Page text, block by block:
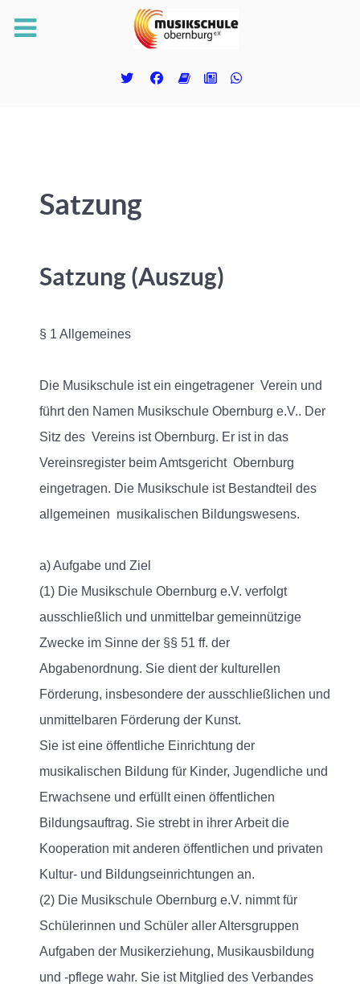
Satzung
Satzung (Auszug)
§ 1 Allgemeines
Die Musikschule ist ein eingetragener Verein und
führt den Namen Musikschule Obernburg e.V.. Der
Sitz des Vereins ist Obernburg. Er ist in das
Vereinsregister beim Amtsgericht Obernburg
eingetragen. Die Musikschule ist Bestandteil des
allgemeinen musikalischen Bildungswesens.
a) Aufgabe und Ziel
(1) Die Musikschule Obernburg e.V. verfolgt
ausschließlich und unmittelbar gemeinnützige
Zwecke im Sinne der §§ 51 ff. der
Abgabenordnung. Sie dient der kulturellen
Förderung, insbesondere der ausschließlichen und
unmittelbaren Förderung der Kunst.
Sie ist eine öffentliche Einrichtung der
musikalischen Bildung für Kinder, Jugendliche und
Erwachsene und erfüllt einen öffentlichen
Bildungsauftrag. Sie strebt in ihrer Arbeit die
Kooperation mit anderen öffentlichen und privaten
Kultur- und Bildungseinrichtungen an.
(2) Die Musikschule Obernburg e.V. nimmt für
Schülerinnen und Schüler aller Altersgruppen
Aufgaben der Musikerziehung, Musikausbildung
und -pflege wahr. Sie ist Mitglied des Verbandes